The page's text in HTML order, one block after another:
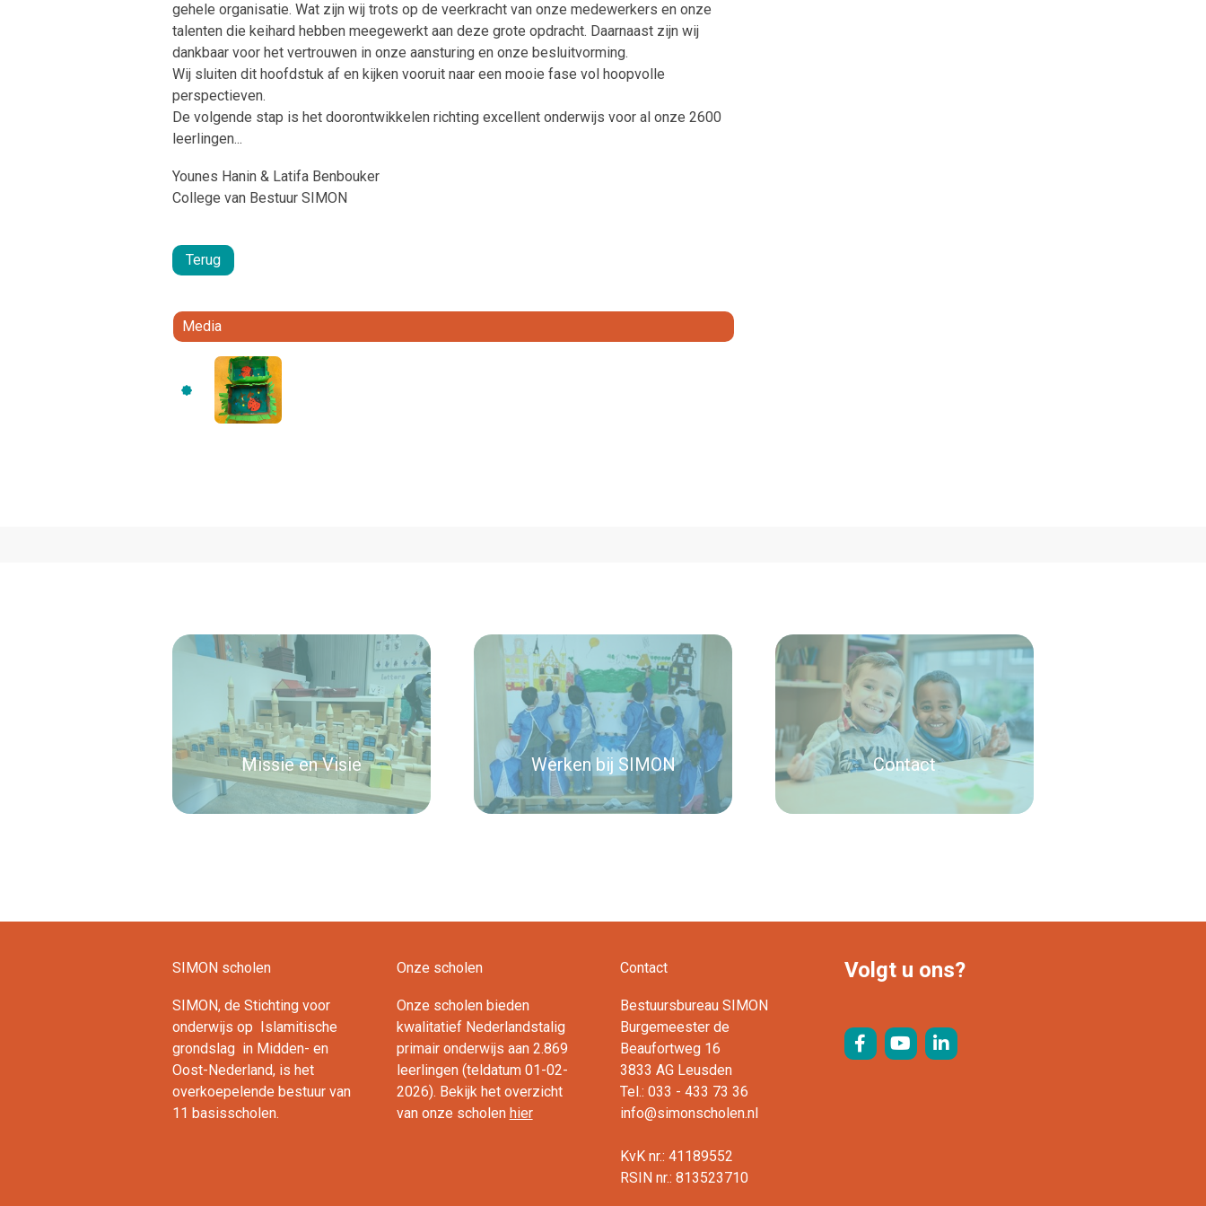
gehele organisatie. Wat zijn wij trots op de veerkracht van onze medewerkers en onze
talenten die keihard hebben meegewerkt aan deze grote opdracht. Daarnaast zijn wij
dankbaar voor het vertrouwen in onze aansturing en onze besluitvorming.
Wij sluiten dit hoofdstuk af en kijken vooruit naar een mooie fase vol hoopvolle
perspectieven.
De volgende stap is het doorontwikkelen richting excellent onderwijs voor al onze 2600
leerlingen...
Younes Hanin & Latifa Benbouker
College van Bestuur SIMON
Terug
Media
Missie en Visie Werken bij SIMON Contact
SIMON scholen
SIMON, de Stichting voor
onderwijs op Islamitische
grondslag in Midden- en
Oost-Nederland, is het
overkoepelende bestuur van
11 basisscholen.
Onze scholen
Onze scholen bieden
kwalitatief Nederlandstalig
primair onderwijs aan 2.869
leerlingen (teldatum 01-02-
2026). Bekijk het overzicht
van onze scholen hier
Contact
Bestuursbureau SIMON
Burgemeester de
Beaufortweg 16
3833 AG Leusden
Tel.: 033 - 433 73 36
info@simonscholen.nl
KvK nr.: 41189552
RSIN nr.: 813523710
Volgt u ons?